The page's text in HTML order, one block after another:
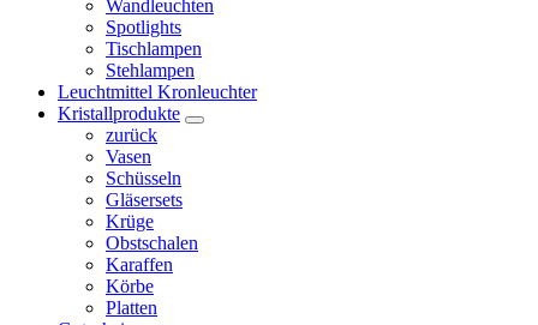
Wandleuchten
Spotlights
Tischlampen
Stehlampen
Leuchtmittel Kronleuchter
Kristallprodukte
zurück
Vasen
Schüsseln
Gläsersets
Krüge
Obstschalen
Karaffen
Körbe
Platten